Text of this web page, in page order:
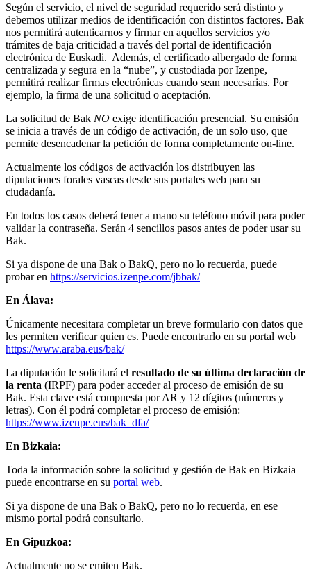
Según el servicio, el nivel de seguridad requerido será distinto y
debemos utilizar medios de identificación con distintos factores. Bak
nos permitirá autenticarnos y firmar en aquellos servicios y/o
trámites de baja criticidad a través del portal de identificación
electrónica de Euskadi. Además, el certificado albergado de forma
centralizada y segura en la “nube”, y custodiada por Izenpe,
permitirá realizar firmas electrónicas cuando sean necesarias. Por
ejemplo, la firma de una solicitud o aceptación.
La solicitud de Bak NO exige identificación presencial. Su emisión
se inicia a través de un código de activación, de un solo uso, que
permite desencadenar la petición de forma completamente on-line.
Actualmente los códigos de activación los distribuyen las
diputaciones forales vascas desde sus portales web para su
ciudadanía.
En todos los casos deberá tener a mano su teléfono móvil para poder
validar la contraseña. Serán 4 sencillos pasos antes de poder usar su
Bak.
Si ya dispone de una Bak o BakQ, pero no lo recuerda, puede
probar en https://servicios.izenpe.com/jbbak/
En Álava:
Únicamente necesitara completar un breve formulario con datos que
les permiten verificar quien es. Puede encontrarlo en su portal web
https://www.araba.eus/bak/
La diputación le solicitará el resultado de su última declaración de
la renta (IRPF) para poder acceder al proceso de emisión de su
Bak. Esta clave está compuesta por AR y 12 dígitos (números y
letras). Con él podrá completar el proceso de emisión:
https://www.izenpe.eus/bak_dfa/
En Bizkaia:
Toda la información sobre la solicitud y gestión de Bak en Bizkaia
puede encontrarse en su portal web.
Si ya dispone de una Bak o BakQ, pero no lo recuerda, en ese
mismo portal podrá consultarlo.
En Gipuzkoa:
Actualmente no se emiten Bak.